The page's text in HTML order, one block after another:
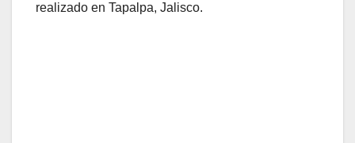
realizado en Tapalpa, Jalisco.